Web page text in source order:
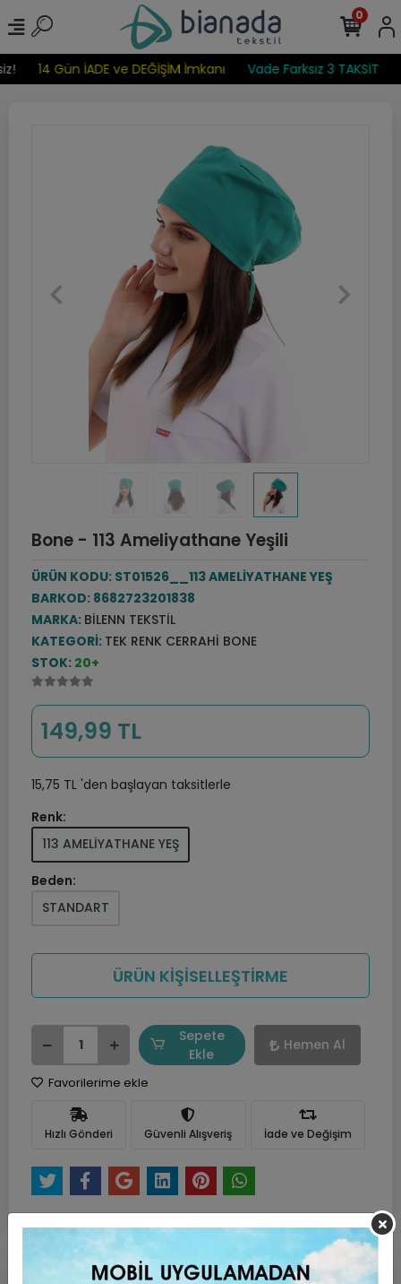
14 Gün İADE ve DEĞİŞİM İmkanı Vade Farksız 3 TAKSİT
0
Bone - 113 Ameliyathane Yeşili
ÜRÜN KODU: ST01526__113 AMELİYATHANE YEŞ
BARKOD: 8682723201838
MARKA: BILENN TEKSTIL
KATEGORI: TEK RENK CERRAHI BONE
STOK: 20+
149,99 TL
15,75 TL 'den başlayan taksitlerle
Renk:
113 AMELİYATHANE YEŞ
Beden:
STANDART
ÜRÜN KİŞİSELLEŞTİRME
Sepete
Ekle
Hemen Al
Favorilerime ekle
Hızlı Gönderi Güvenli Alışveriş İade ve Değişim